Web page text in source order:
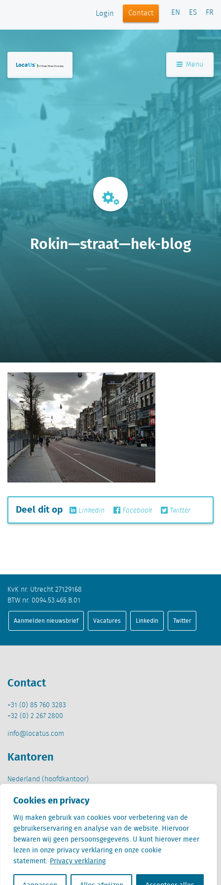
Cookies en privacy
Wij maken gebruik van cookies voor verbetering van de
gebruikerservaring en analyse van de website. Hiervoor
bewaren wij geen persoonsgegevens. U kunt hierover meer
lezen in onze privacy verklaring en onze cookie
statement. Privacy verklaring
Login Contact EN ES FR
Menu
Rokin—straat—hek-blog
Deel dit op Linkedin Facebook Twitter
KvK nr. Utrecht 27129168
BTW nr. 0094.53.465.B.01
Aanmelden nieuwsbrief Vacatures Linkedin Twitter
Contact
+31 (0) 85 760 3283
+32 (0) 2 267 2800
info@locatus.com
Kantoren
Nederland (hoofdkantoor)
Stationsplein 32
3511 ED Utrecht
België
Cantersteen 47
1000 Brussel